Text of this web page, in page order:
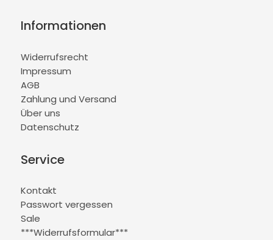
Informationen
Widerrufsrecht
Impressum
AGB
Zahlung und Versand
Über uns
Datenschutz
Service
Kontakt
Passwort vergessen
Sale
***Widerrufsformular***